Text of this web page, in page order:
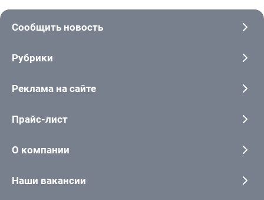
Сообщить новость
Рубрики
Реклама на сайте
Прайс-лист
О компании
Наши вакансии